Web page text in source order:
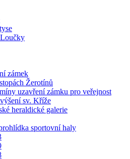
zámek
Žerotínů
uzavření zámku pro veřejnost
sv. Kříže
heraldické galerie
sportovní haly